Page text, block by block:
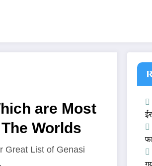
are Most
Worlds
Great List of Genasi